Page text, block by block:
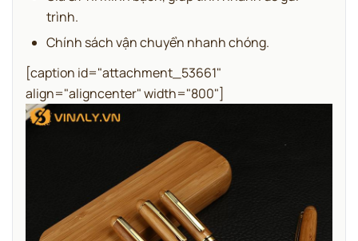
trình.
Chính sách vận chuyển nhanh chóng.
[caption id="attachment_53661"
align="aligncenter" width="800"]